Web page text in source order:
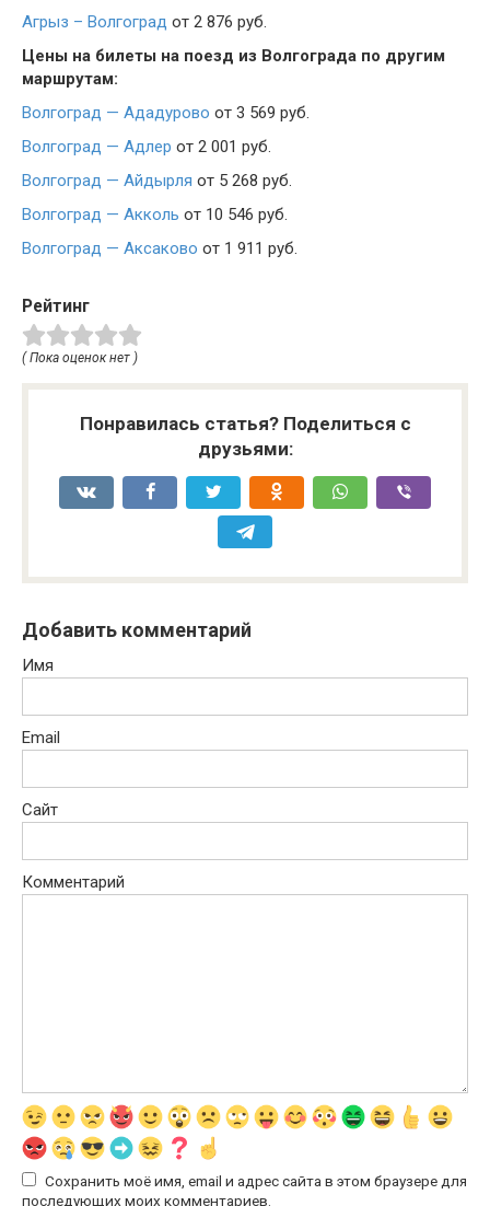
Агрыз – Волгоград от 2 876 руб.
Цены на билеты на поезд из Волгограда по другим
маршрутам:
Волгоград — Ададурово от 3 569 руб.
Волгоград — Адлер от 2 001 руб.
Волгоград — Айдырля от 5 268 руб.
Волгоград — Акколь от 10 546 руб.
Волгоград — Аксаково от 1 911 руб.
Рейтинг
( Пока оценок нет )
Понравилась статья? Поделиться с
друзьями:
Добавить комментарий
Имя
Email
Сайт
Комментарий
Сохранить моё имя, email и адрес сайта в этом браузере для
последующих моих комментариев.